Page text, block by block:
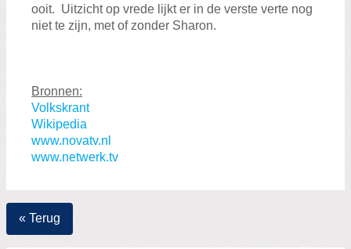
ooit. Uitzicht op vrede lijkt er in de verste verte nog
niet te zijn, met of zonder Sharon.
Bronnen:
Volkskrant
Wikipedia
www.novatv.nl
www.netwerk.tv
« Terug